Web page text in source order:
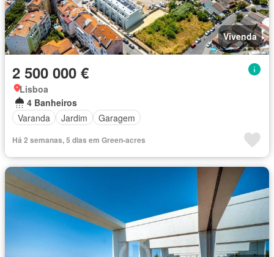
Vivenda
2 500 000 €
Lisboa
4 Banheiros
Varanda
Jardim Garagem
Há 2 semanas, 5 dias em Green-acres